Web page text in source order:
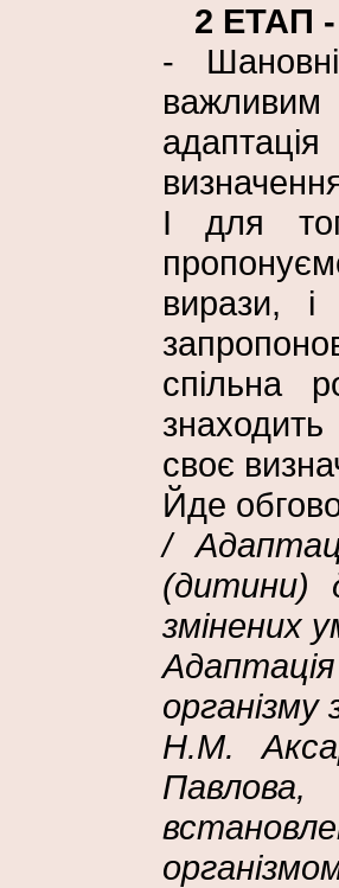
2 ЕТАП -
-
І для
вирази, і
спільна
своє
Йде
/
(дитини)
змінених
Н.М.